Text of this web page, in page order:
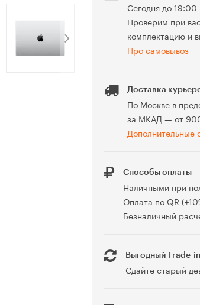
Сегодня до
Проверим при
комплектацию и
Про самовывоз
Доставка
По Москве в
за МКАД — от
Дополнительные
Способы оплаты
Наличными при
Оплата по QR
Безналичный
Выгодный Trade-in
Сдайте старый